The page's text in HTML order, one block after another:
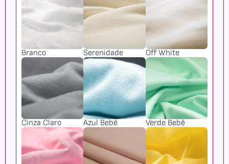
Branco Serenidade Off White
Cinza Claro Azul Bebê Verde Bebê